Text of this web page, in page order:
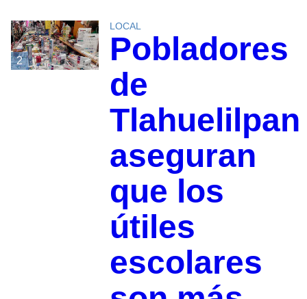
2
LOCAL
Pobladores
de
Tlahuelilpan
aseguran
que los
útiles
escolares